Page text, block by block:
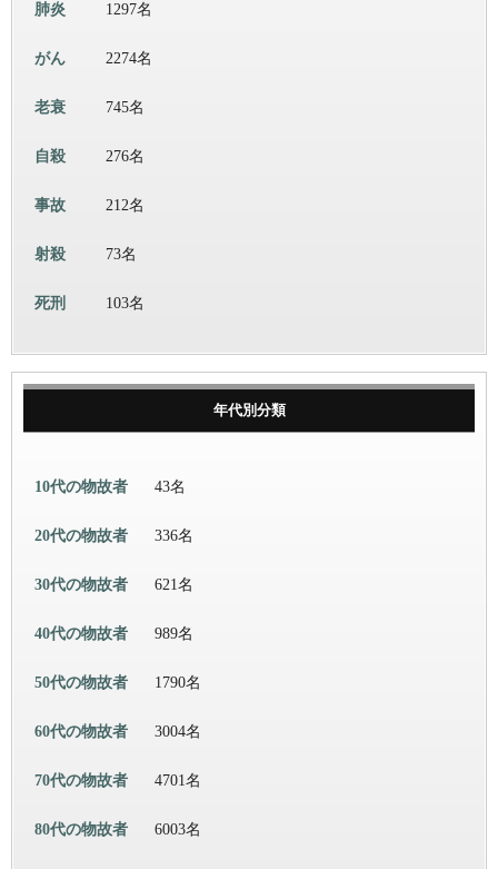
肺炎 1297名
がん 2274名
老衰 745名
自殺 276名
事故 212名
射殺 73名
死刑 103名
年代別分類
10代の物故者 43名
20代の物故者 336名
30代の物故者 621名
40代の物故者 989名
50代の物故者 1790名
60代の物故者 3004名
70代の物故者 4701名
80代の物故者 6003名